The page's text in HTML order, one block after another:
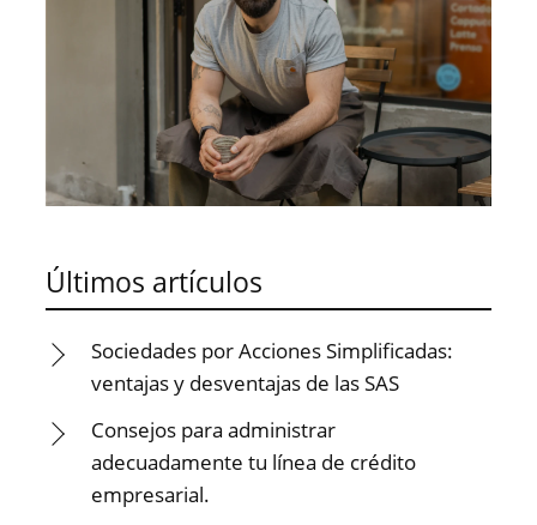
Últimos artículos
Sociedades por Acciones Simplificadas:
ventajas y desventajas de las SAS
Consejos para administrar
adecuadamente tu línea de crédito
empresarial.